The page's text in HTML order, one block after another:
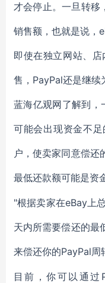
才会停止 。一旦转移，
销售额 ， 也就是说，
即使在独立网站 店
售， PayPal还是继续
蓝海亿观网了解到，
可能会出现资金不
户，使卖家同意偿还
最低还款额可能是资
"根据卖家在eBay上
天内所需要偿还的最
来偿还你的PayPal周
目前，你可以通过